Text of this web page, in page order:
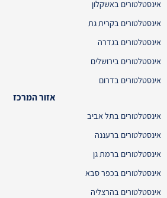
אינסטלטורים באשקלון
אינסטלטורים בקרית גת
אינסטלטורים בגדרה
אינסטלטורים בירושלים
אינסטלטורים בדרום
אזור המרכז
אינסטלטורים בתל אביב
אינסטלטורים ברעננה
אינסטלטורים ברמת גן
אינסטלטורים בכפר סבא
אינסטלטורים בהרצליה